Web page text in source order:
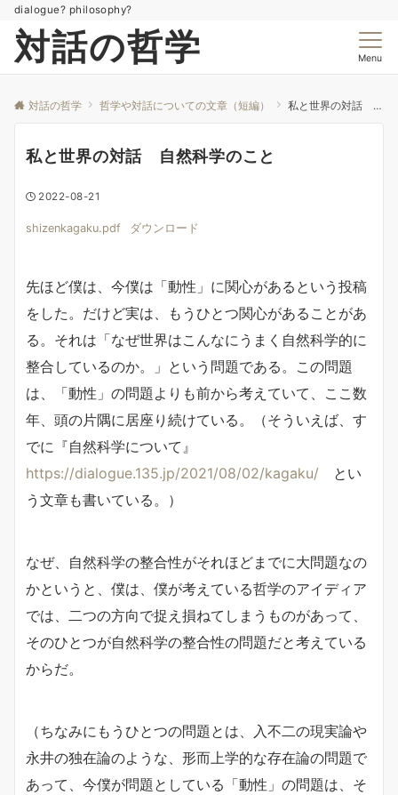
dialogue? philosophy?
対話の哲学 Menu
対話の哲学 哲学や対話についての文章（短編） 私と世界の対話 自然科学のこと
私と世界の対話 自然科学のこと
2022-08-21
shizenkagaku.pdf ダウンロード
先ほど僕は、今僕は「動性」に関心があるという投稿
をした。だけど実は、もうひとつ関心があることがあ
る。それは「なぜ世界はこんなにうまく自然科学的に
整合しているのか。」という問題である。この問題
は、「動性」の問題よりも前から考えていて、ここ数
年、頭の片隅に居座り続けている。（そういえば、す
でに『自然科学について』
https://dialogue.135.jp/2021/08/02/kagaku/ とい
う文章も書いている。）
なぜ、自然科学の整合性がそれほどまでに大問題なの
かというと、僕は、僕が考えている哲学のアイディア
では、二つの方向で捉え損ねてしまうものがあって、
そのひとつが自然科学の整合性の問題だと考えている
からだ。
（ちなみにもうひとつの問題とは、入不二の現実論や
永井の独在論のような、形而上学的な存在論の問題で
あって、今僕が問題としている「動性」の問題は、そ